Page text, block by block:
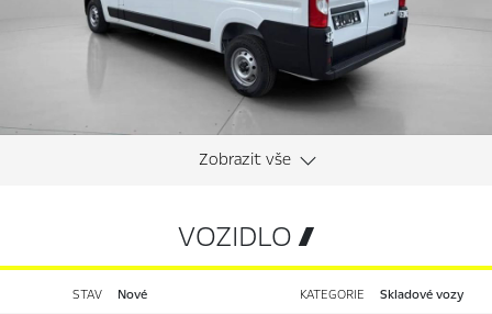
VOZIDLO 
STAV nové KATEGORIE Skladové vozy